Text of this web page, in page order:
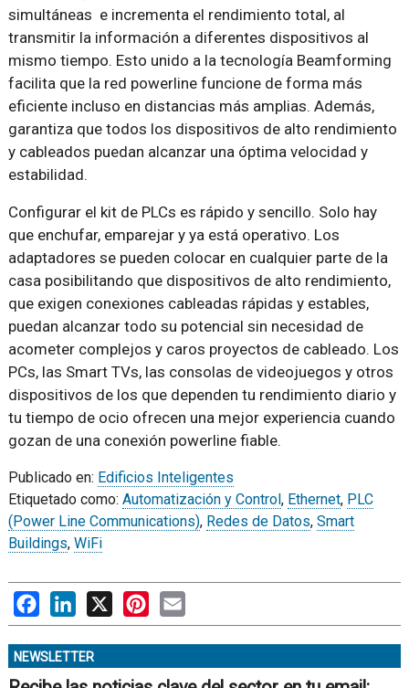
simultáneas e incrementa el rendimiento total, al
transmitir la información a diferentes dispositivos al
mismo tiempo. Esto unido a la tecnología Beamforming
facilita que la red powerline funcione de forma más
eficiente incluso en distancias más amplias. Además,
garantiza que todos los dispositivos de alto rendimiento
y cableados puedan alcanzar una óptima velocidad y
estabilidad.
Configurar el kit de PLCs es rápido y sencillo. Solo hay
que enchufar, emparejar y ya está operativo. Los
adaptadores se pueden colocar en cualquier parte de la
casa posibilitando que dispositivos de alto rendimiento,
que exigen conexiones cableadas rápidas y estables,
puedan alcanzar todo su potencial sin necesidad de
acometer complejos y caros proyectos de cableado. Los
PCs, las Smart TVs, las consolas de videojuegos y otros
dispositivos de los que dependen tu rendimiento diario y
tu tiempo de ocio ofrecen una mejor experiencia cuando
gozan de una conexión powerline fiable.
Publicado en: Edificios Inteligentes
Etiquetado como: Automatización y Control, Ethernet, PLC
(Power Line Communications), Redes de Datos, Smart
Buildings, WiFi
FacebookLinkedIn
X PinterestEmail
NEWSLETTER